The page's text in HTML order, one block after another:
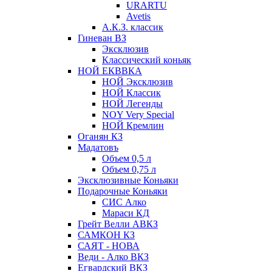
URARTU
Avetis
А.К.З. классик
Гиневан ВЗ
Эксклюзив
Классический коньяк
НОЙ ЕКВВКА
НОЙ Эксклюзив
НОЙ Классик
НОЙ Легенды
NOY Very Speсial
НОЙ Кремлин
Оганян КЗ
Мадатовъ
Объем 0,5 л
Объем 0,75 л
Эксклюзивные Коньяки
Подарочные Коньяки
СИС Алко
Мараси КД
Грейт Велли АВКЗ
САМКОН КЗ
САЯТ - НОВА
Веди - Алко ВКЗ
Егвардский ВКЗ